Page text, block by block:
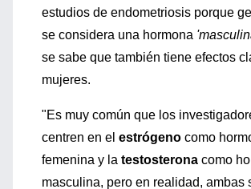
estudios de endometriosis porque
se considera una hormona
se sabe que también tiene efectos
mujeres.
"Es muy común que los
centren en el estrógeno como
femenina y la testosterona como
masculina, pero en realidad, ambas